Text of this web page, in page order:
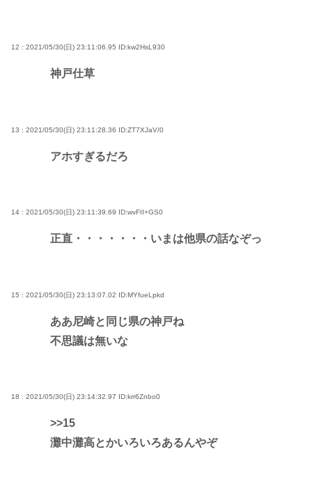
12 : 2021/05/30(日) 23:11:06.95 ID:kw2HsL930
神戸仕草
13 : 2021/05/30(日) 23:11:28.36 ID:ZT7XJaV/0
アホすぎるだろ
14 : 2021/05/30(日) 23:11:39.69 ID:wvFII+GS0
正直・・・・・・・いまは他県の話なぞっ
15 : 2021/05/30(日) 23:13:07.02 ID:MYfueLpkd
ああ尼崎と同じ県の神戸ね
不思議は無いな
18 : 2021/05/30(日) 23:14:32.97 ID:krr6Znbo0
>>15
灘中灘高とかいろいろあるんやぞ